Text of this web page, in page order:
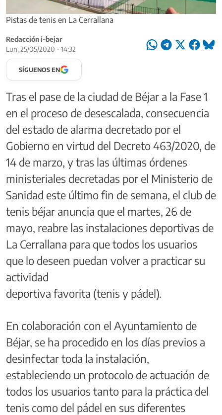
Pistas de tenis en La Cerrallana
Redacción i-bejar
Lun, 25/05/2020 - 14:32
SÍGUENOS EN
Tras el pase de la ciudad de Béjar a la Fase 1
en el proceso de desescalada, consecuencia
del estado de alarma decretado por el
Gobierno en virtud del Decreto 463/2020, de
14 de marzo, y tras las últimas órdenes
ministeriales decretadas por el Ministerio de
Sanidad este último fin de semana, el club de
tenis béjar anuncia que el martes, 26 de
mayo, reabre las instalaciones deportivas de
La Cerrallana para que todos los usuarios
que lo deseen puedan volver a practicar su
actividad
deportiva favorita (tenis y pádel).
En colaboración con el Ayuntamiento de
Béjar, se ha procedido en los días previos a
desinfectar toda la instalación,
estableciendo un protocolo de actuación de
todos los usuarios tanto para la práctica del
tenis como del pádel en sus diferentes